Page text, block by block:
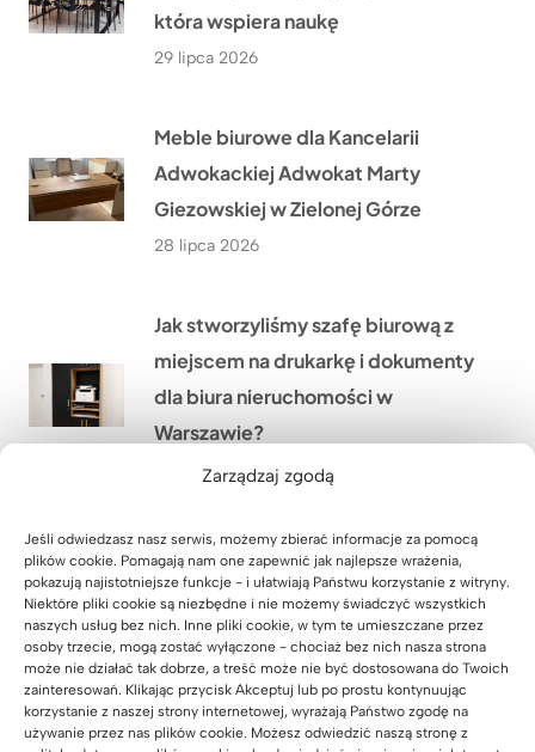
Zarządzaj zgodą
Jeśli odwiedzasz nasz serwis, możemy zbierać informacje za pomocą
plików cookie. Pomagają nam one zapewnić jak najlepsze wrażenia,
pokazują najistotniejsze funkcje - i ułatwiają Państwu korzystanie z witryny.
Niektóre pliki cookie są niezbędne i nie możemy świadczyć wszystkich
naszych usług bez nich. Inne pliki cookie, w tym te umieszczane przez
osoby trzecie, mogą zostać wyłączone - chociaż bez nich nasza strona
może nie działać tak dobrze, a treść może nie być dostosowana do Twoich
zainteresowań. Klikając przycisk Akceptuj lub po prostu kontynuując
korzystanie z naszej strony internetowej, wyrażają Państwo zgodę na
używanie przez nas plików cookie. Możesz odwiedzić naszą stronę z
która wspiera naukę
29 lipca 2026
Meble biurowe dla Kancelarii
Adwokackiej Adwokat Marty
Giezowskiej w Zielonej Górze
28 lipca 2026
Jak stworzyliśmy szafę biurową z
miejscem na drukarkę i dokumenty
dla biura nieruchomości w
Warszawie?
27 lipca 2026
Lada recepcyjna z podświetleniem
LED dla firmy HÖLSCHER z
Niemiec
24 lipca 2026
Jak wyposażyliśmy siłownię